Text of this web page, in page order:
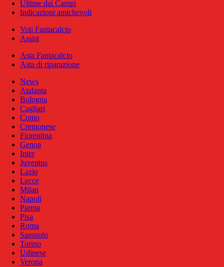
Ultime dai Campi
Indicazioni amichevoli
Voti Fantacalcio
Assist
Asta Fantacalcio
Asta di riparazione
News
Atalanta
Bologna
Cagliari
Como
Cremonese
Fiorentina
Genoa
Inter
Juventus
Lazio
Lecce
Milan
Napoli
Parma
Pisa
Roma
Sassuolo
Torino
Udinese
Verona